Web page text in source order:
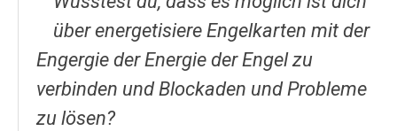
über energetisiere Engelkarten mit der
Engergie der Energie der Engel zu
verbinden und Blockaden und Probleme
zu lösen?